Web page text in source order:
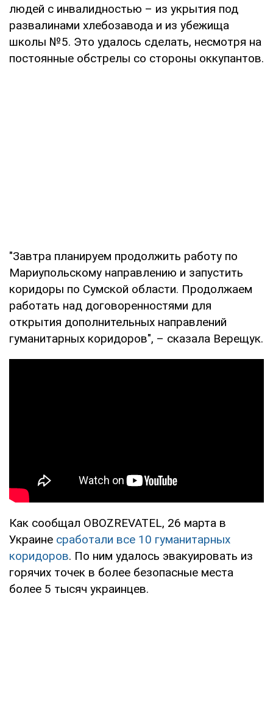
людей с инвалидностью – из укрытия под
развалинами хлебозавода и из убежища
школы №5. Это удалось сделать, несмотря на
постоянные обстрелы со стороны оккупантов.
"Завтра планируем продолжить работу по
Мариупольскому направлению и запустить
коридоры по Сумской области. Продолжаем
работать над договоренностями для
открытия дополнительных направлений
гуманитарных коридоров", – сказала Верещук.
Как сообщал OBOZREVATEL, 26 марта в
Украине сработали все 10 гуманитарных
коридоров. По ним удалось эвакуировать из
горячих точек в более безопасные места
более 5 тысяч украинцев.